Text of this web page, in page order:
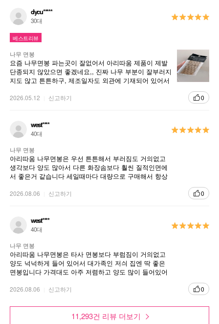
dycu*****
30대
베스트리뷰
나무 면봉
요즘 나무면봉 파는곳이 잘없어서 아리따움 제품이 제발
단종되지 않았으면 좋겠네요,, 진짜 나무 부분이 잘부러지
지도 않고 튼튼하구, 제조일자도 외관에 기재되어 있어서
없고 얇쌍해서 아이라인 수정할 때 사용하기 간편해요 👍
2026.05.12 신고하기 0
west****
40대
나무 면봉
아리따움 나무면봉은 우선 튼튼해서 부러짐도 거의없고
생각보다 양도 많아서 다른 화장솜보다 훨씬 질적인면에
서 좋은거 같습니다 세일때마다 대량으로 구매해서 항상
2026.08.06 신고하기 0
west****
40대
나무 면봉
아리따움 나무면봉은 타사 면봉보다 부럼짐이 거의없고
양도 넉넉하게 들어 있어서 대가족인 저싀 집엔 딱 좋은
면봉입니다 가격대도 아주 저렴하고 양도 많이 들어있어
2026.08.06 신고하기 0
11,293건 리뷰 더보기